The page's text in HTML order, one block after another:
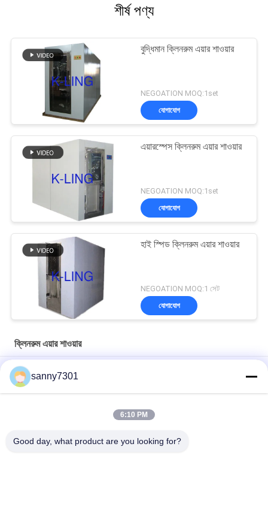
শীর্ষ পণ্য
বুদ্ধিমান ক্লিনরুম এয়ার শাওয়ার
NEGOATION MOQ:1set
যোগাযোগ
এয়ারস্পেস ক্লিনরুম এয়ার শাওয়ার
NEGOATION MOQ:1set
যোগাযোগ
হাই স্পিড ক্লিনরুম এয়ার শাওয়ার
NEGOATION MOQ:1 সেট
যোগাযোগ
ক্লিনরুম এয়ার শাওয়ার
ওয়্যারলেস প্রেস সুইচ 380V 50HZ সহ বৈদ্যুতিক ক্লিনরুম এয়ার শাওয়ার
ক্লিনরুম প্রকল্পের জন্য স্টেইনলেস স্টিল প্লেট মডুলার এয়ার শাওয়ার
সিই এবং রোএইচএস এয়ার ফ্লো 1300 এম 3 / এইচ সহ অটোমেটেড স্লাইডিং ডোর
sanny7301
6:10 PM
Good day, what product are you looking for?